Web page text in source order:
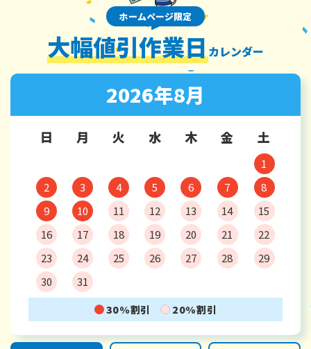
ホームページ限定
大幅値引作業日 カレンダー
2026年8月
日 月 火 水 木 金 土
1
2
3 4 5 6 7
8
9
10 11 12 13 14
15
16
17 18 19 20 21
22
23
24 25 26 27 28
29
30
31
30%割引 20%割引